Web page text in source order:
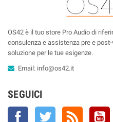
OS42 è il tuo store Pro Audio di
consulenza e assistenza pre e
soluzione per le tue esigenze.
Email: info@os42.it
SEGUICI
Facebook Twitter